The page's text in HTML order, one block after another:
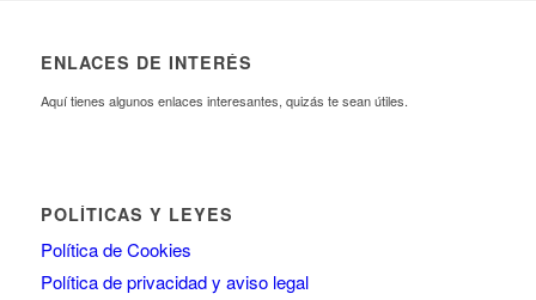
ENLACES DE INTERÉS
Aquí tienes algunos enlaces interesantes, quizás te sean útiles.
POLÍTICAS Y LEYES
Política de Cookies
Política de privacidad y aviso legal